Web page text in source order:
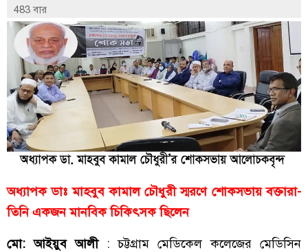
483 বার
অধ্যাপক ডাঃ মাহবুব কামাল চৌধুরী স্মরণে শোকসভায় বক্তারা-
তিনি একজন মানবিক চিকিৎসক ছিলেন
মো: আইয়ুব আলী: চট্টগ্রাম মেডিকেল কলেজের মেডিসিন